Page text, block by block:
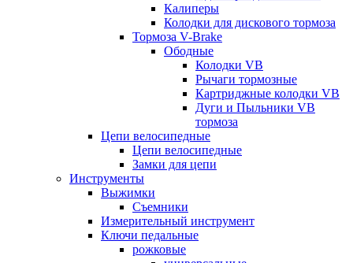
Калиперы
Колодки для дискового тормоза
Тормоза V-Brake
Ободные
Колодки VB
Рычаги тормозные
Картриджные колодки VB
Дуги и Пыльники VB
тормоза
Цепи велосипедные
Цепи велосипедные
Замки для цепи
Инструменты
Выжимки
Съемники
Измерительный инструмент
Ключи педальные
рожковые